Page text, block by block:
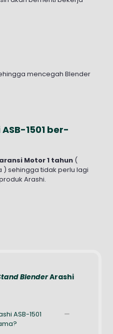
mencegah Blender
1501 ber-
Motor 1 tahun (
) sehingga tidak perlu lagi
Arashi.
BlenderArashi
ASB-1501